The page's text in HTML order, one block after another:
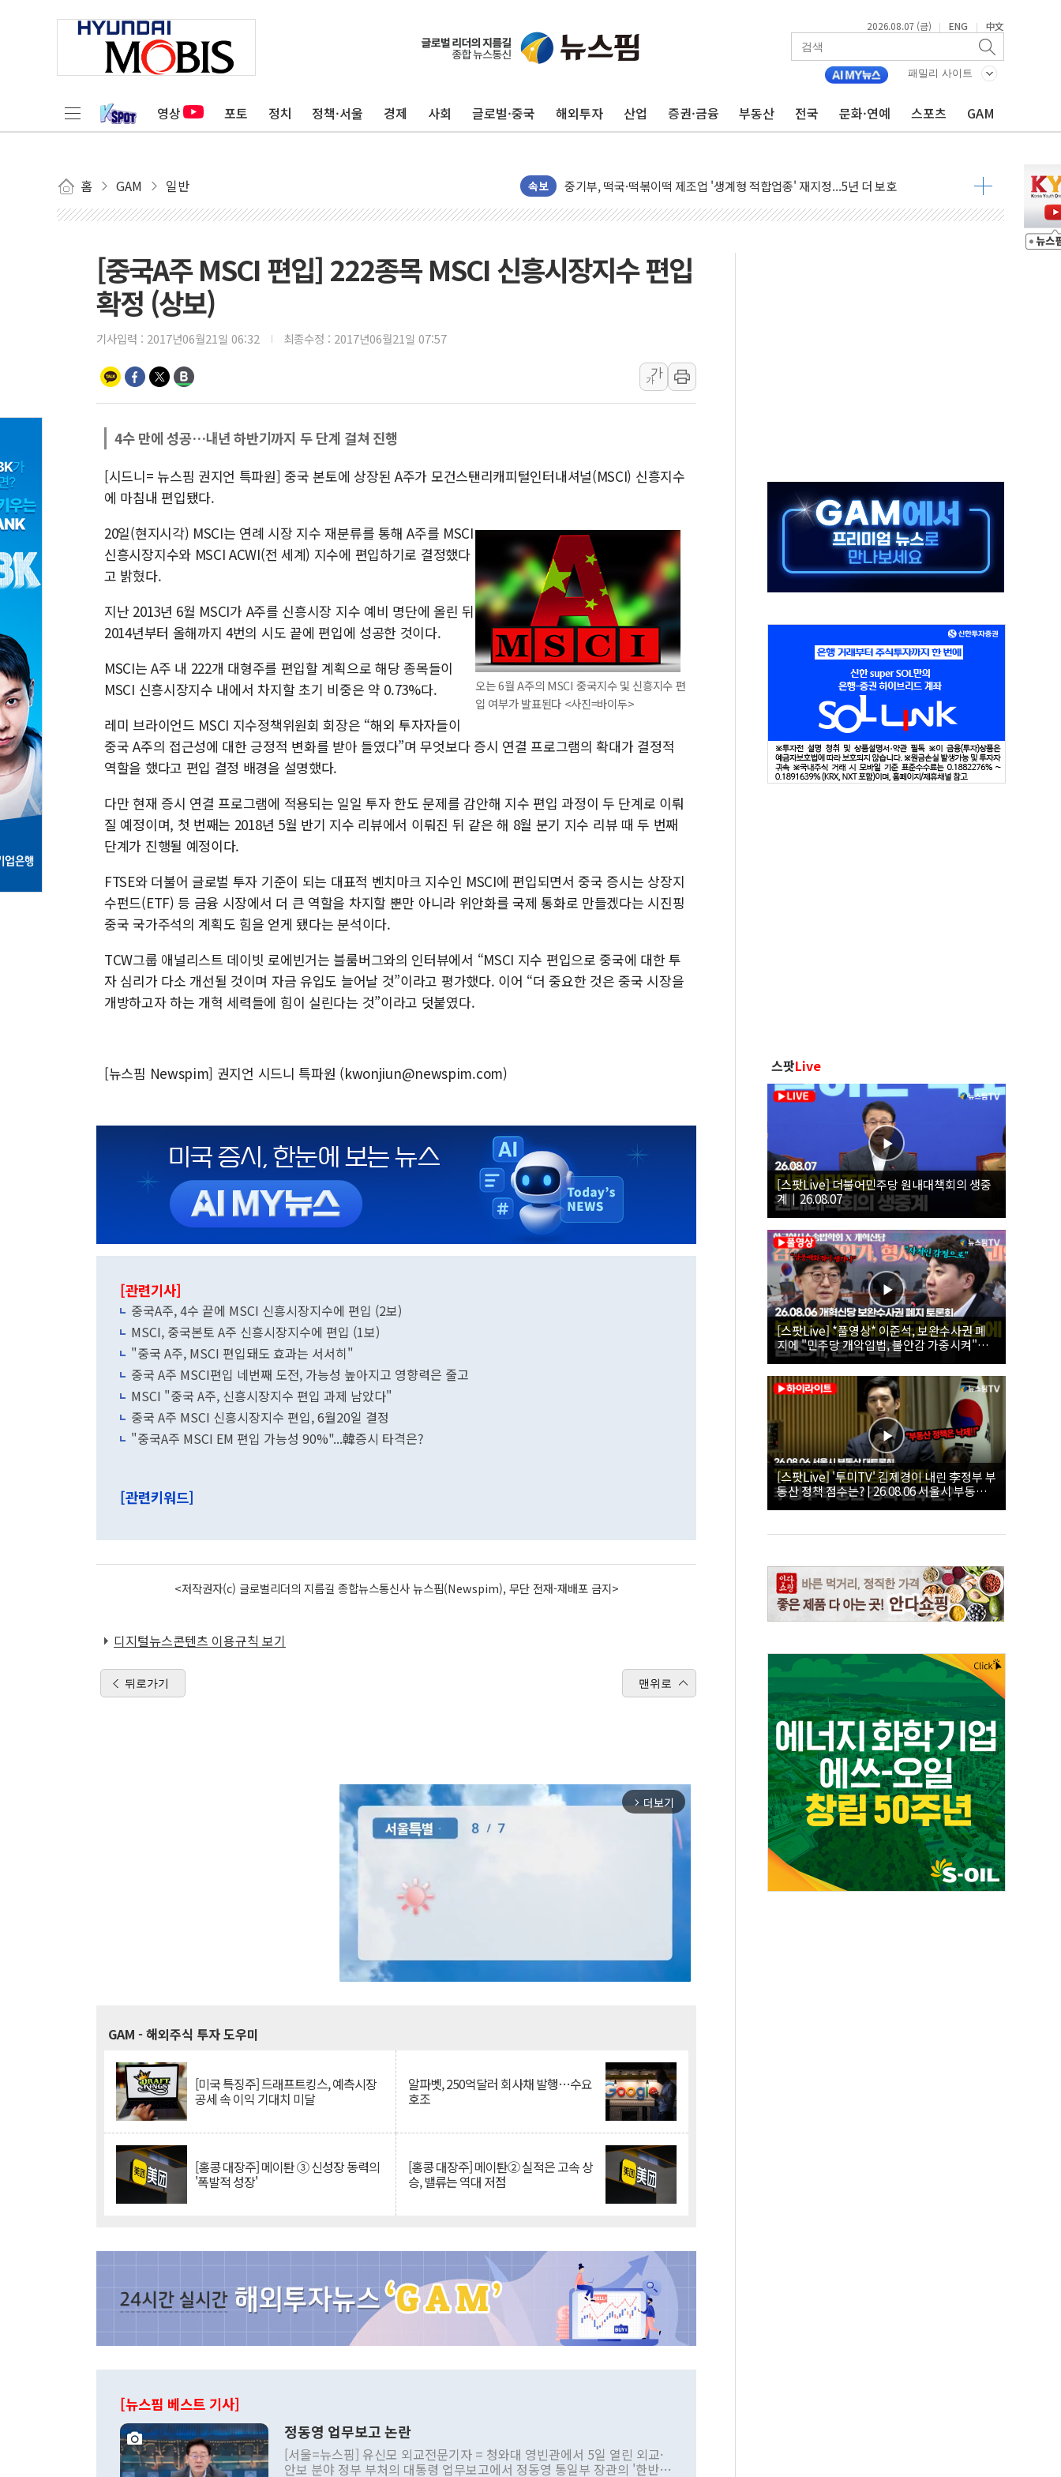
2026.08.07 (금) | ENG | 中文
패밀리 사이트
영상 포토 정치 정책·서울 경제 사회 글로벌·중국 해외투자 산업 증권·금융 부동산 전국 문화·연예 스포츠 GAM
홈 GAM 일반 속보
오뚜기, '2026 오뚜기몰 대잔치' …경품·할인 혜택 풍성
네이버, AI 투자로 숨 고르기…매출 16% 늘고 영업이익은 제자리
풀무원푸드앤컬처, 인천공항서 '팔도음식대전'
애경산업, 서울시 취약계층 위해 53억원 상당 통큰 기부
[브라질증시] 금리 인하에도 추가 완화 불확실성에 1.2% 하락 마감
[뉴스핌 이 시각 PICK] 李, 오늘 부동산 2차 회의 外
제나벨, 배우 공승연 브랜드 모델 발탁… 부산 광안서 약국 팝업스토어 운영
트럼프, 폴리실리콘·태양광에 15% 관세…한국 등엔 '합산 상한' 적용
현대리바트, 원가 개선으로 실적 방어…다음 과제는 '외형 확대'
[금/유가] 이란의 호르무즈 해협 통항 제한 검토에 유가 3% 급등…금값 보합
[민주 당권주자 일정] 송영길·정청래·김민석 후보 - 8월 7일
李대통령, 오늘 오후 2시 부동산정책 2차 점검회의…주택 공급 대책 막바지 조율
[중국A주 MSCI 편입] 222종목 MSCI 신흥시장지수 편입
확정 (상보)
기사입력 : 2017년06월21일 06:32 최종수정 : 2017년06월21일 07:57
가
가
4수 만에 성공…내년 하반기까지 두 단계 걸쳐 진행
[시드니= 뉴스핌 권지언 특파원] 중국 본토에 상장된 A주가 모건스탠리캐피털인터내셔널(MSCI) 신흥지수
에 마침내 편입됐다.
오는 6월 A주의 MSCI 중국지수 및 신흥지수 편
입 여부가 발표된다 <사진=바이두>
20일(현지시각) MSCI는 연례 시장 지수 재분류를 통해 A주를 MSCI
신흥시장지수와 MSCI ACWI(전 세계) 지수에 편입하기로 결정했다
고 밝혔다.
지난 2013년 6월 MSCI가 A주를 신흥시장 지수 예비 명단에 올린 뒤
2014년부터 올해까지 4번의 시도 끝에 편입에 성공한 것이다.
MSCI는 A주 내 222개 대형주를 편입할 계획으로 해당 종목들이
MSCI 신흥시장지수 내에서 차지할 초기 비중은 약 0.73%다.
레미 브라이언드 MSCI 지수정책위원회 회장은 “해외 투자자들이
중국 A주의 접근성에 대한 긍정적 변화를 받아 들였다”며 무엇보다 증시 연결 프로그램의 확대가 결정적
역할을 했다고 편입 결정 배경을 설명했다.
다만 현재 증시 연결 프로그램에 적용되는 일일 투자 한도 문제를 감안해 지수 편입 과정이 두 단계로 이뤄
질 예정이며, 첫 번째는 2018년 5월 반기 지수 리뷰에서 이뤄진 뒤 같은 해 8월 분기 지수 리뷰 때 두 번째
단계가 진행될 예정이다.
FTSE와 더불어 글로벌 투자 기준이 되는 대표적 벤치마크 지수인 MSCI에 편입되면서 중국 증시는 상장지
수펀드(ETF) 등 금융 시장에서 더 큰 역할을 차지할 뿐만 아니라 위안화를 국제 통화로 만들겠다는 시진핑
중국 국가주석의 계획도 힘을 얻게 됐다는 분석이다.
TCW그룹 애널리스트 데이빗 로에빈거는 블룸버그와의 인터뷰에서 “MSCI 지수 편입으로 중국에 대한 투
자 심리가 다소 개선될 것이며 자금 유입도 늘어날 것”이라고 평가했다. 이어 “더 중요한 것은 중국 시장을
개방하고자 하는 개혁 세력들에 힘이 실린다는 것”이라고 덧붙였다.
[뉴스핌 Newspim] 권지언 시드니 특파원 (kwonjiun@newspim.com)
[관련기사]
중국A주, 4수 끝에 MSCI 신흥시장지수에 편입 (2보)
MSCI, 중국본토 A주 신흥시장지수에 편입 (1보)
"중국 A주, MSCI 편입돼도 효과는 서서히"
중국 A주 MSCI편입 네번째 도전, 가능성 높아지고 영향력은 줄고
MSCI "중국 A주, 신흥시장지수 편입 과제 남았다"
중국 A주 MSCI 신흥시장지수 편입, 6월20일 결정
"중국A주 MSCI EM 편입 가능성 90%"...韓증시 타격은?
[관련키워드]
<저작권자(c) 글로벌리더의 지름길 종합뉴스통신사 뉴스핌(Newspim), 무단 전재-재배포 금지>
디지털뉴스콘텐츠 이용규칙 보기
뒤로가기 맨위로
arrow_forward_ios 더보기
GAM - 해외주식 투자 도우미
[미국 특징주] 드래프트킹스, 예측시장
공세 속 이익 기대치 미달
알파벳, 250억달러 회사채 발행…수요
호조
[홍콩 대장주] 메이퇀 ③ 신성장 동력의
'폭발적 성장'
[홍콩 대장주] 메이퇀② 실적은 고속 상
승, 밸류는 역대 저점
[뉴스핌 베스트 기사]
정동영 업무보고 논란
[서울=뉴스핌] 유신모 외교전문기자 = 청와대 영빈관에서 5일 열린 외교·
안보 분야 정부 부처의 대통령 업무보고에서 정동영 통일부 장관의 '한반도
스팟Live
[스팟Live] 더불어민주당 원내대책회의 생중
계｜26.08.07
[스팟Live] *풀영상* 이준석, 보완수사권 폐
지에 "민주당 개악입법, 불안감 가중시켜"｜
26.08.06 개혁신당 보완수사권 폐지 토론회
[스팟Live] '투미TV' 김제경이 내린 李정부 부
동산 정책 점수는? | 26.08.06 서울시 부동산
대토론회